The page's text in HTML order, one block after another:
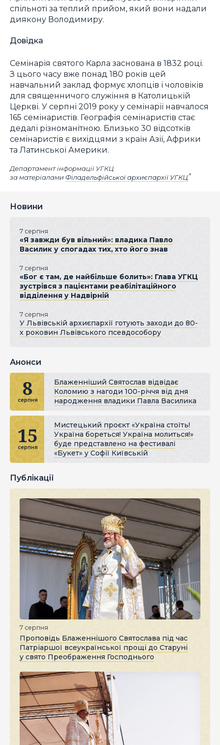
спільноті за теплий прийом, який вони надали
диякону Володимиру.
Довідка
Семінарія святого Карла заснована в 1832 році.
З цього часу вже понад 180 років цей
навчальний заклад формує хлопців і чоловіків
для священничого служіння в Католицькій
Церкві. У серпні 2019 року у семінарії навчалося
165 семінаристів. Географія семінаристів стає
дедалі різноманітною. Близько 30 відсотків
семінаристів є вихідцями з країн Азії, Африки
та Латинської Америки.
Департамент інформації УГКЦ
за матеріаламиФіладельфійської архиєпархії УГКЦ
Новини
7 серпня
«Я завжди був вільний»: владика Павло
Василик у спогадах тих, хто його знав
7 серпня
«Бог є там, де найбільше болить»: Глава УГКЦ
зустрівся з пацієнтами реабілітаційного
відділення у Надвірній
7 серпня
У Львівській архиєпархії готують заходи до 80-
х роковин Львівського псевдособору
Анонси
8
серпня
Блаженніший Святослав відвідає
Коломию з нагоди 100-річчя від дня
народження владики Павла Василика
15
серпня
Мистецький проєкт «Україна стоїть!
Україна бореться! Україна молиться!»
буде представлено на фестивалі
«Букет» у Софії Київській
Публікації
7 серпня
Проповідь Блаженнішого Святослава під час
Патріаршої всеукраїнської прощі до Старуні
у свято Преображення Господнього